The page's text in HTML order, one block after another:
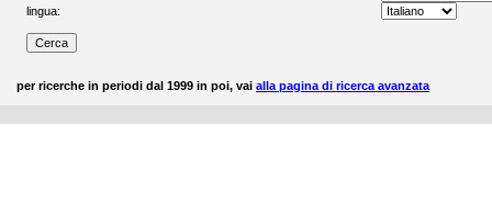
lingua:
per ricerche in periodi dal 1999 in poi, vai alla pagina di ricerca avanzata